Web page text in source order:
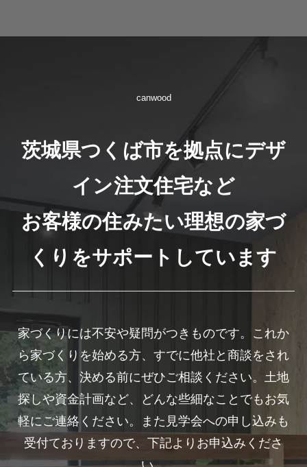
canwood
茨城県つくば市を拠点にデザ
イン注文住宅など
お客様の住みたい理想の家づ
くりをサポートしています
家づくりには不安や疑問がつきものです。これか
ら家づくりを始める方、すでに他社と商談をされ
ている方、決める前にぜひご相談ください。土地
探しや資金計画など、どんな些細なことでもお気
軽にご連絡ください。また見学会への申し込みも
受付ておりますので、下記よりお申込みくださ